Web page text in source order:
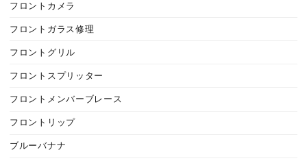
フロントカメラ
フロントガラス修理
フロントグリル
フロントスプリッター
フロントメンバーブレース
フロントリップ
ブルーバナナ